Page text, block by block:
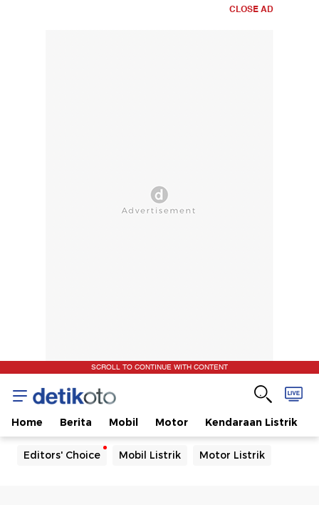
CLOSE AD
SCROLL TO CONTINUE WITH CONTENT
Home Berita Mobil Motor Kendaraan Listrik
Editors' Choice Mobil Listrik Motor Listrik